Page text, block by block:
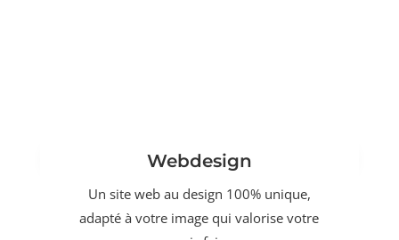
Webdesign
Un site web au design 100% unique,
adapté à votre image qui valorise votre